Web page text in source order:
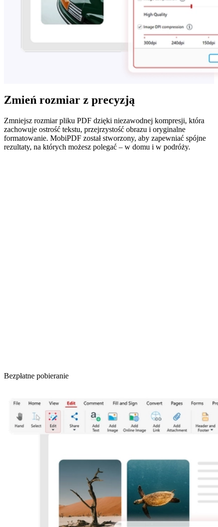
Zmień rozmiar z precyzją
Zmniejsz rozmiar pliku PDF dzięki niezawodnej kompresji, która
zachowuje ostrość tekstu, przejrzystość obrazu i oryginalne
formatowanie. MobiPDF został stworzony, aby zapewniać spójne
rezultaty, na których możesz polegać – w domu i w podróży.
Bezpłatne pobieranie